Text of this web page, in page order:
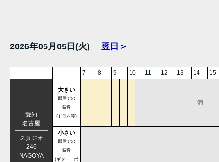
2026年05月05日(火) 翌日＞
7 8 9 10 11 12 13 14 15
愛知
名古屋
スタジオ
246
NAGOYA
大きい
部屋での
録音
(ドラム等)
満
小さい
部屋での
録音
(ギター、ボ